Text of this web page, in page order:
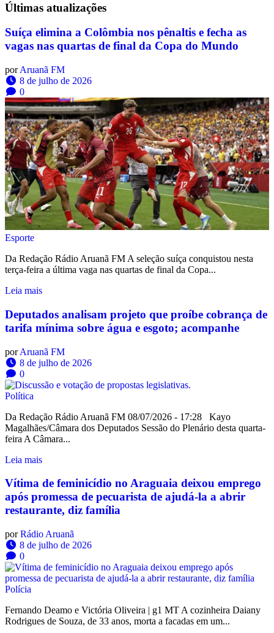
Últimas atualizações
Suíça elimina a Colômbia nos pênaltis e fecha as
vagas nas quartas de final da Copa do Mundo
por Aruanã FM
8 de julho de 2026
0
Esporte
Da Redação Rádio Aruanã FM A seleção suíça conquistou nesta
terça-feira a última vaga nas quartas de final da Copa...
Leia mais
Deputados analisam projeto que proíbe cobrança de
tarifa mínima sobre água e esgoto; acompanhe
por Aruanã FM
8 de julho de 2026
0
Política
Da Redação Rádio Aruanã FM 08/07/2026 - 17:28 Kayo
Magalhães/Câmara dos Deputados Sessão do Plenário desta quarta-
feira A Câmara...
Leia mais
Vítima de feminicídio no Araguaia deixou emprego
após promessa de pecuarista de ajudá-la a abrir
restaurante, diz família
por Rádio Aruanã
8 de julho de 2026
0
Polícia
Fernando Deamo e Victória Oliveira | g1 MT A cozinheira Daiany
Rodrigues de Souza, de 33 anos, morta a facadas em um...